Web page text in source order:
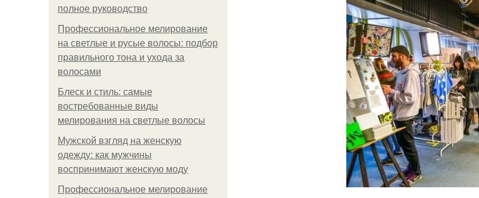
полное руководство
Профессиональное мелирование
на светлые и русые волосы: подбор
правильного тона и ухода за
волосами
Блеск и стиль: самые
востребованные виды
мелирования на светлые волосы
Мужской взгляд на женскую
одежду: как мужчины
воспринимают женскую моду
Профессиональное мелирование